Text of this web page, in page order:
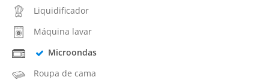
Liquidificador
Máquina lavar
Microondas
Roupa de cama